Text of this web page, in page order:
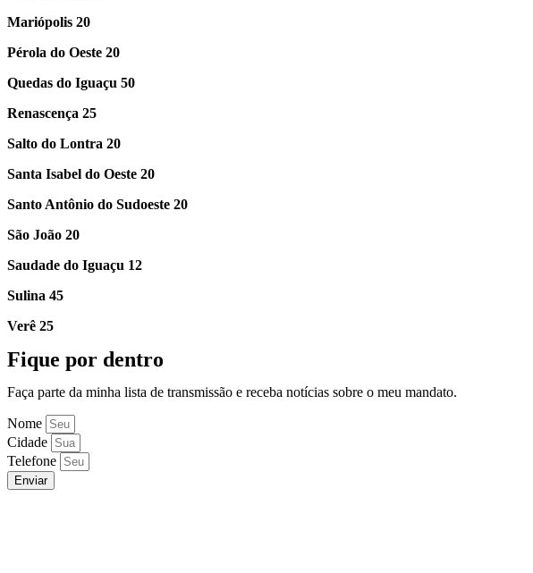
Mariópolis 20
Pérola do Oeste 20
Quedas do Iguaçu 50
Renascença 25
Salto do Lontra 20
Santa Isabel do Oeste 20
Santo Antônio do Sudoeste 20
São João 20
Saudade do Iguaçu 12
Sulina 45
Verê 25
Fique por dentro
Faça parte da minha lista de transmissão e receba notícias sobre o meu mandato.
Nome
Cidade
Telefone
Enviar